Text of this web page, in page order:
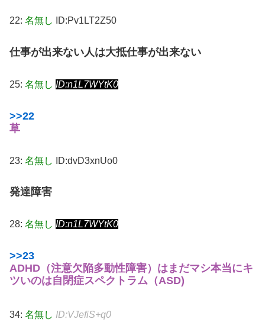
22: 名無し ID:Pv1LT2Z50
仕事が出来ない人は大抵仕事が出来ない
25: 名無し ID:n1L7WYtK0
>>22
草
23: 名無し ID:dvD3xnUo0
発達障害
28: 名無し ID:n1L7WYtK0
>>23
ADHD（注意欠陥多動性障害）はまだマシ本当にキ
ツいのは自閉症スペクトラム（ASD)
34: 名無し ID:VJefiS+q0